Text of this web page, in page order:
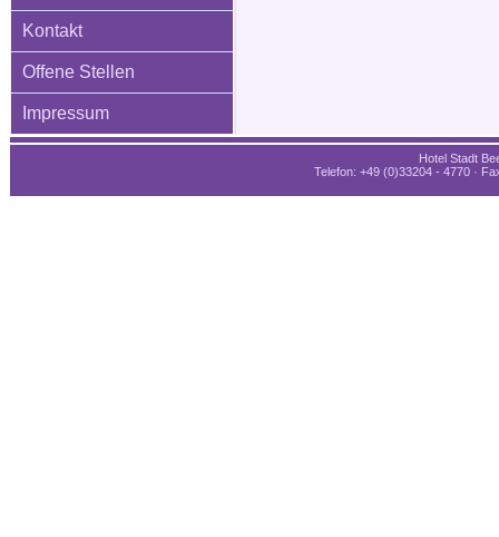
Kontakt
Offene Stellen
Impressum
Hotel Stadt
Telefon: +49 (0)33204 - 4770 ·